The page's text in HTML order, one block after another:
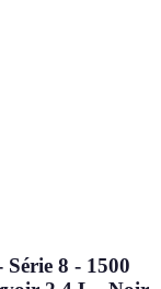
8 - 1500